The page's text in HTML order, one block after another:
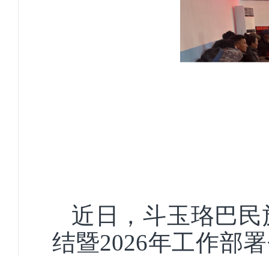
近日，斗玉珞巴
结暨2026年工作部